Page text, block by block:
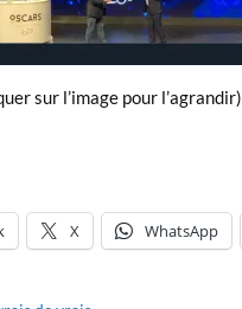
sur l’image pour l’agrandir)
X WhatsApp